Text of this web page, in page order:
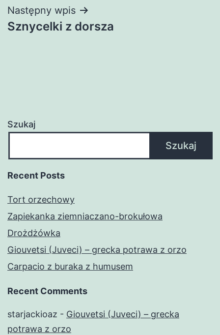
Następny wpis
Sznycelki z dorsza
Szukaj
Szukaj
Recent Posts
Tort orzechowy
Zapiekanka ziemniaczano-brokułowa
Drożdżówka
Giouvetsi (Juveci) – grecka potrawa z orzo
Carpacio z buraka z humusem
Recent Comments
starjackioaz - Giouvetsi (Juveci) – grecka
potrawa z orzo